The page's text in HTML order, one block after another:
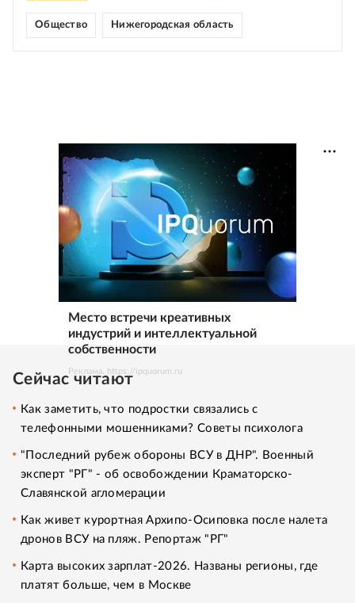
Общество Нижегородская область
Место встречи креативных
индустрий и интеллектуальной
собственности
Реклама. https://ipquorum.ru
Сейчас читают
Как заметить, что подростки связались с
телефонными мошенниками? Советы психолога
"Последний рубеж обороны ВСУ в ДНР". Военный
эксперт "РГ" - об освобождении Краматорско-
Славянской агломерации
Как живет курортная Архипо-Осиповка после налета
дронов ВСУ на пляж. Репортаж "РГ"
Карта высоких зарплат-2026. Названы регионы, где
платят больше, чем в Москве